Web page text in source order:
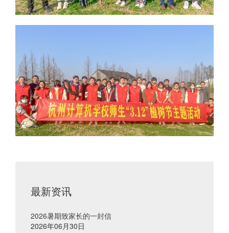
最新资讯
2026暑期致家长的一封信
2026年06月30日